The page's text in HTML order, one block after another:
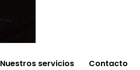
Nuestros servicios Contacto